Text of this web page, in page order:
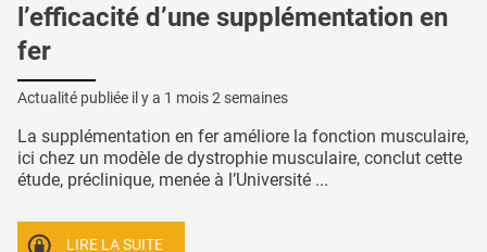
l’efficacité d’une supplémentation en
fer
Actualité publiée il y a 1 mois 2 semaines
La supplémentation en fer améliore la fonction musculaire,
ici chez un modèle de dystrophie musculaire, conclut cette
étude, préclinique, menée à l’Université ...
LIRE LA SUITE